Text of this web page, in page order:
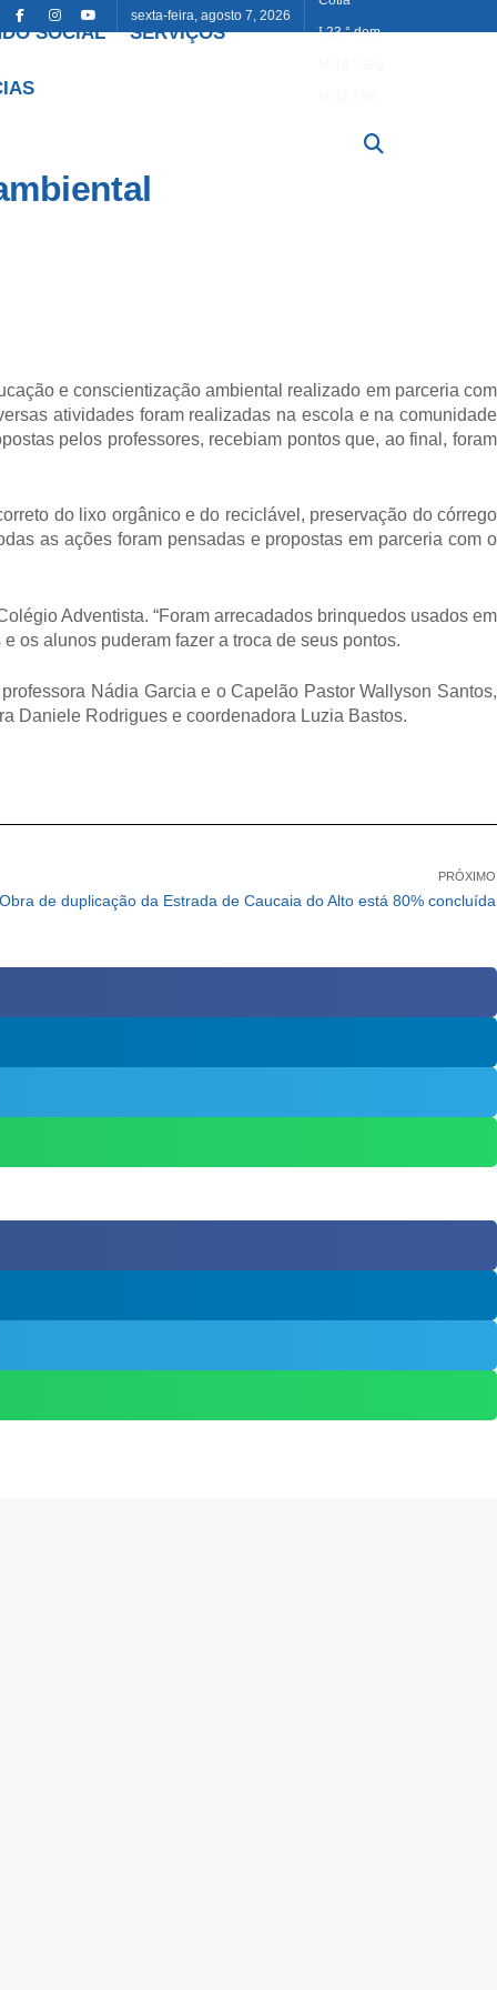
sexta-feira, agosto 7, 2026
23 ° dom
SOCIAL SERVIÇOS
e conscientização ambiental realizado em parceria com
atividades foram realizadas na escola e na comunidade
pelos professores, recebiam pontos que, ao final, foram
do lixo orgânico e do reciclável, preservação do córrego
as ações foram pensadas e propostas em parceria com o
Adventista. “Foram arrecadados brinquedos usados em
os alunos puderam fazer a troca de seus pontos.
Nádia Garcia e o Capelão Pastor Wallyson Santos,
Daniele Rodrigues e coordenadora Luzia Bastos.
PRÓXIMO
Obra de duplicação da Estrada de Caucaia do Alto está 80% concluída